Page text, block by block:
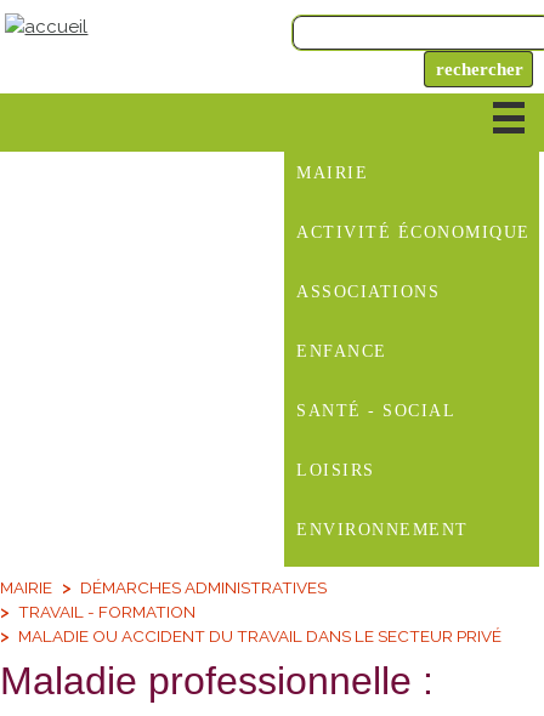
MAIRIE
ACTIVITÉ ÉCONOMIQUE
ASSOCIATIONS
ENFANCE
SANTÉ - SOCIAL
LOISIRS
ENVIRONNEMENT
MAIRIE
DÉMARCHES ADMINISTRATIVES
TRAVAIL - FORMATION
MALADIE OU ACCIDENT DU TRAVAIL DANS LE SECTEUR PRIVÉ
Maladie professionnelle :